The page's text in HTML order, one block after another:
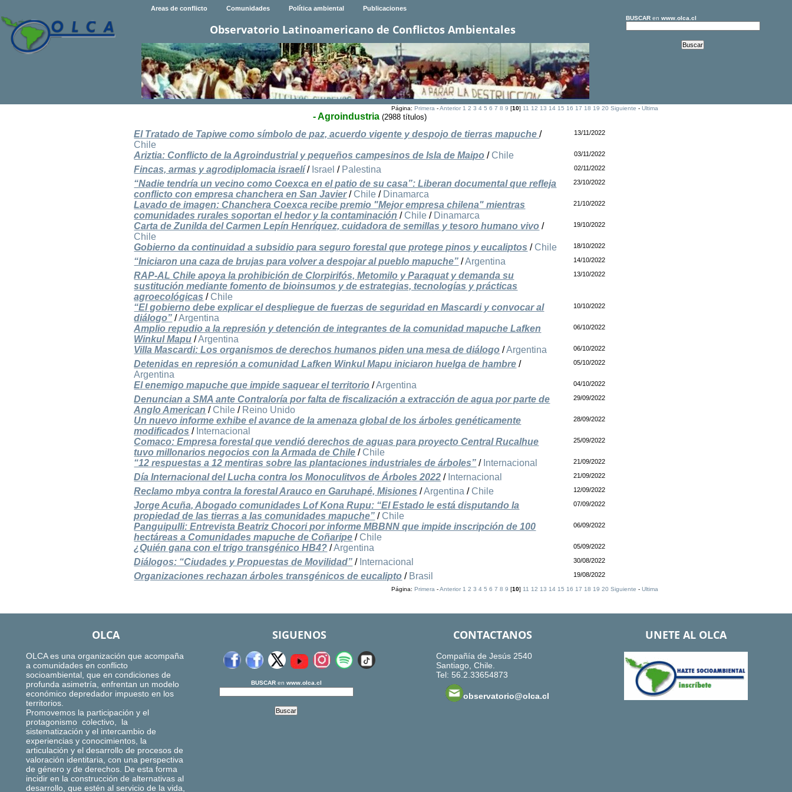
Areas de conflicto Comunidades Política ambiental Publicaciones
Observatorio Latinoamericano de Conflictos Ambientales
BUSCARen www.olca.cl
Página: Primera-Anterior 1 2 3 4 5 6 7 8 9 [10] 11 12 13 14 15 16 17 18 19 20 Siguiente - Ultima
- Agroindustria (2988 títulos)
El Tratado de Tapiwe como símbolo de paz, acuerdo vigente y despojo de tierras mapuche/
Chile
13/11/2022
Ariztia: Conflicto de la Agroindustrial y pequeños campesinos de Isla de Maipo / Chile 03/11/2022
Fincas, armas y agrodiplomacia israelí/ Israel / Palestina 02/11/2022
“Nadie tendría un vecino como Coexca en el patio de su casa”: Liberan documental que refleja
conflicto con empresa chanchera en San Javier/ Chile / Dinamarca
23/10/2022
Lavado de imagen: Chanchera Coexca recibe premio "Mejor empresa chilena" mientras
comunidades rurales soportan el hedor y la contaminación / Chile / Dinamarca
21/10/2022
Carta de Zunilda del Carmen Lepín Henríquez, cuidadora de semillas y tesoro humano vivo /
Chile
19/10/2022
Gobierno da continuidad a subsidio para seguro forestal que protege pinos y eucaliptos / Chile 18/10/2022
“Iniciaron una caza de brujas para volver a despojar al pueblo mapuche” /Argentina 14/10/2022
RAP-AL Chile apoya la prohibición de Clorpirifós, Metomilo y Paraquat y demanda su
sustitución mediante fomento de bioinsumos y de estrategias, tecnologías y prácticas
agroecológicas / Chile
13/10/2022
“El gobierno debe explicar el despliegue de fuerzas de seguridad en Mascardi y convocar al
diálogo” /Argentina
10/10/2022
Amplio repudio a la represión y detención de integrantes de la comunidad mapuche Lafken
Winkul Mapu /Argentina
06/10/2022
Villa Mascardi: Los organismos de derechos humanos piden una mesa de diálogo /Argentina 06/10/2022
Detenidas en represión a comunidad Lafken Winkul Mapu iniciaron huelga de hambre /
Argentina
05/10/2022
El enemigo mapuche que impide saquear el territorio /Argentina 04/10/2022
Denuncian a SMA ante Contraloría por falta de fiscalización a extracción de agua por parte de
Anglo American / Chile / Reino Unido
29/09/2022
Un nuevo informe exhibe el avance de la amenaza global de los árboles genéticamente
modificados / Internacional
28/09/2022
Comaco: Empresa forestal que vendió derechos de aguas para proyecto Central Rucalhue
tuvo millonarios negocios con la Armada de Chile / Chile
25/09/2022
“12 respuestas a 12 mentiras sobre las plantaciones industriales de árboles” / Internacional 21/09/2022
Día Internacional del Lucha contra los Monoculitvos de Árboles 2022 / Internacional 21/09/2022
Reclamo mbya contra la forestal Arauco en Garuhapé, Misiones /Argentina / Chile 12/09/2022
Jorge Acuña, Abogado comunidades Lof Kona Rupu: “El Estado le está disputando la
propiedad de las tierras a las comunidades mapuche” / Chile
07/09/2022
Panguipulli: Entrevista Beatriz Chocori por informe MBBNN que impide inscripción de 100
hectáreas a Comunidades mapuche de Coñaripe / Chile
06/09/2022
¿Quién gana con el trigo transgénico HB4? /Argentina 05/09/2022
Diálogos: “Ciudades y Propuestas de Movilidad” / Internacional 30/08/2022
Organizaciones rechazan árboles transgénicos de eucalipto / Brasil 19/08/2022
Página: Primera-Anterior 1 2 3 4 5 6 7 8 9 [10] 11 12 13 14 15 16 17 18 19 20 Siguiente - Ultima
OLCA
OLCA es una organización que acompaña
a comunidades en conflicto
socioambiental, que en condiciones de
profunda asimetría, enfrentan un modelo
económico depredador impuesto en los
territorios.
Promovemos la participación y el
protagonismo colectivo, la
sistematización y el intercambio de
experiencias y conocimientos, la
articulación y el desarrollo de procesos de
valoración identitaria, con una perspectiva
de género y de derechos. De esta forma
incidir en la construcción de alternativas al
desarrollo, que estén al servicio de la vida,
SIGUENOS
BUSCARen www.olca.cl
CONTACTANOS
Compañía de Jesús 2540
Santiago, Chile.
Tel: 56.2.33654873
observatorio@olca.cl
UNETE AL OLCA